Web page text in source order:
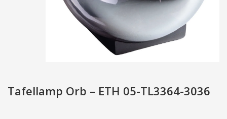
Tafellamp Orb – ETH 05-TL3364-3036